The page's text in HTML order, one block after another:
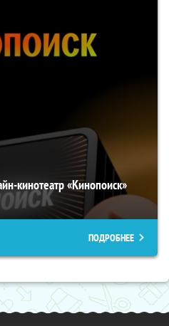
кинотеатр «Кинопоиск»
ПОДРОБНЕЕ